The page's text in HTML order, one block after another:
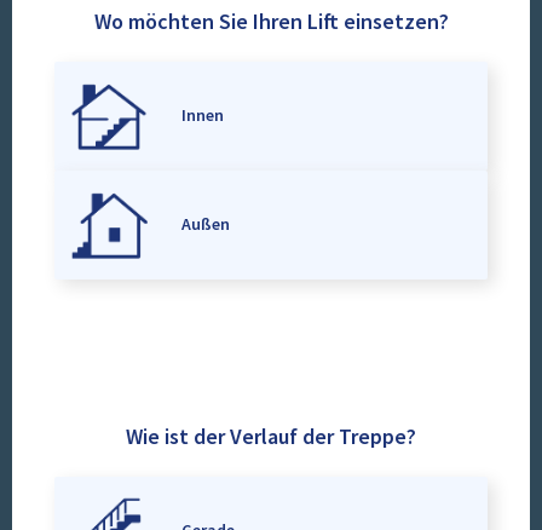
Wo möchten Sie Ihren Lift einsetzen?
Innen
Außen
Wie ist der Verlauf der Treppe?